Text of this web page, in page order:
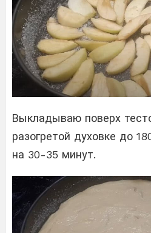
Выкладываю поверх
разогретой духовке до
на 30-35 минут.